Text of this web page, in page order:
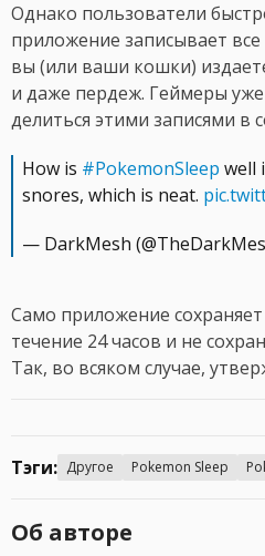
Однако пользователи
приложение записывает
вы (или ваши кошки)
и даже пердеж. Геймеры
делиться этими записями в
How is #PokemonSleep well
snores, which is neat.
— DarkMesh
Само приложение сохраняет
течение 24 часов и не
Так, во всяком случае,
Тэги: Другое Pokemon Sleep
Об авторе